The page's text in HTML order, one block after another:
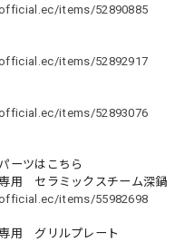
items/52890885
items/52892917
items/52893076
ーツはこちら
用 セラミックスチーム深鍋
items/55982698
用 グリルプレート